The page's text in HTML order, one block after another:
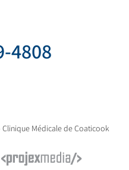
4808
Médicale de Coaticook